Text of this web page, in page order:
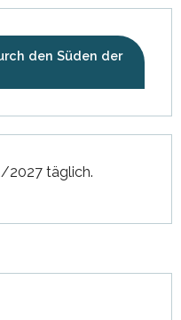
den Süden der
täglich.